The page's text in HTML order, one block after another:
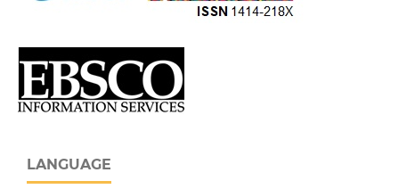
LANGUAGE